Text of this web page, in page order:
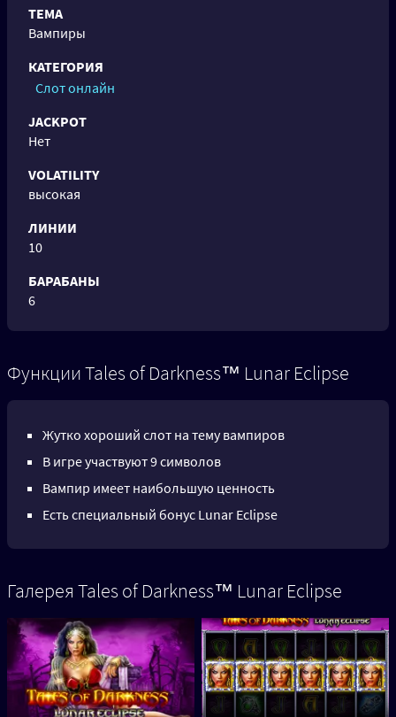
ТЕМА
Вампиры
КАТЕГОРИЯ
Слот онлайн
JACKPOT
Нет
VOLATILITY
высокая
ЛИНИИ
10
БАРАБАНЫ
6
Функции Tales of Darkness™ Lunar Eclipse
Жутко хороший слот на тему вампиров
В игре участвуют 9 символов
Вампир имеет наибольшую ценность
Есть специальный бонус Lunar Eclipse
Галерея Tales of Darkness™ Lunar Eclipse